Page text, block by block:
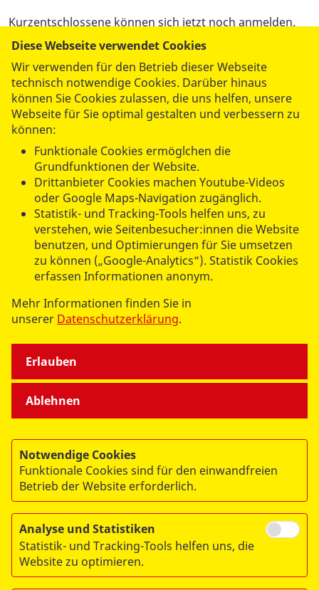
Kurzentschlossene können sich jetzt noch anmelden.
Teilnahmevoraussetzungen, Kontakt und weitere
berlin.de/wrd/ausbildung/lehrgangskalender.html
Foto: ASB / Hannibal
datenschutzkonform mitShariff
Impressum
Datenschutz
Links
Diese Webseite verwendet Cookies
Wir verwenden für den Betrieb dieser Webseite
technisch notwendige Cookies. Darüber hinaus
können Sie Cookies zulassen, die uns helfen, unsere
Webseite für Sie optimal gestalten und verbessern zu
können:
Funktionale Cookies ermöglchen die
Grundfunktionen der Website.
Drittanbieter Cookies machen Youtube-Videos
oder Google Maps-Navigation zugänglich.
Statistik- und Tracking-Tools helfen uns, zu
verstehen, wie Seitenbesucher:innen die Website
benutzen, und Optimierungen für Sie umsetzen
zu können („Google-Analytics“). Statistik Cookies
erfassen Informationen anonym.
Mehr Informationen finden Sie in
unserer Datenschutzerklärung.
Ablehnen
Erlauben
Notwendige Cookies
Funktionale Cookies sind für den einwandfreien
Betrieb der Website erforderlich.
Analyse und Statistiken
Statistik- und Tracking-Tools helfen uns, die
Website zu optimieren.